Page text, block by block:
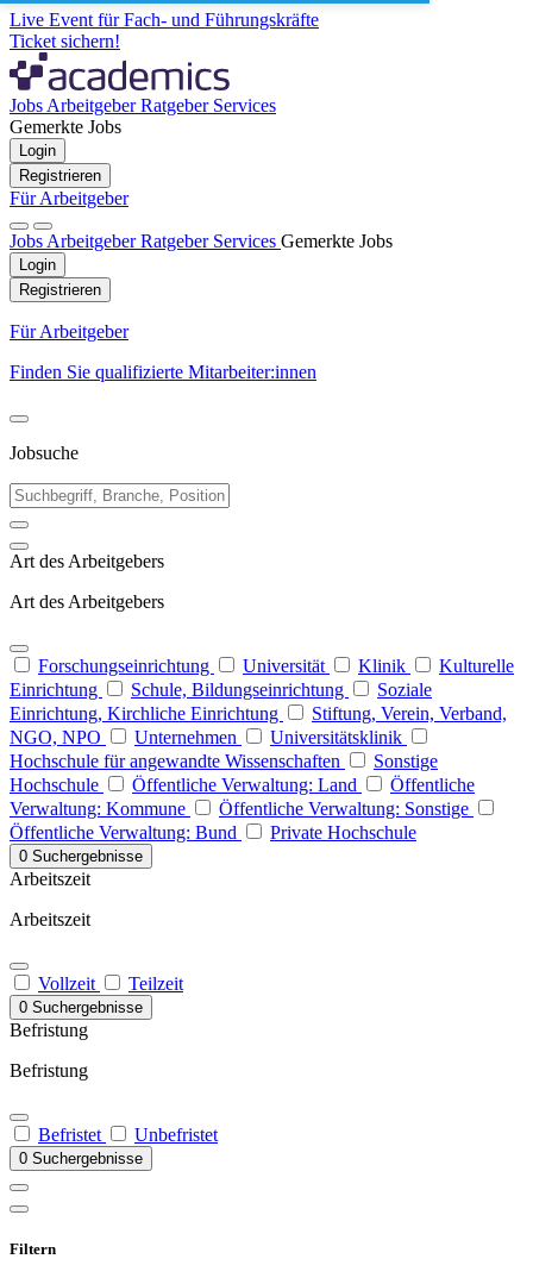
Live Event für Fach- und Führungskräfte
Ticket sichern!
Jobs ArbeitgeberRatgeber Services
Gemerkte Jobs
Login
Registrieren
Für Arbeitgeber
Jobs ArbeitgeberRatgeber Services Gemerkte Jobs
Login
Registrieren
Für Arbeitgeber
Finden Sie qualifizierte Mitarbeiter:innen
Jobsuche
Art des Arbeitgebers
Art des Arbeitgebers
Forschungseinrichtung Universität Klinik
Kulturelle
Einrichtung
Schule, Bildungseinrichtung
Soziale
Einrichtung, Kirchliche Einrichtung
Stiftung, Verein, Verband,
NGO, NPO
Unternehmen
Universitätsklinik
Hochschule für angewandte Wissenschaften
Sonstige
Hochschule
Öffentliche Verwaltung: Land
Öffentliche
Verwaltung: Kommune
Öffentliche Verwaltung: Sonstige
Öffentliche Verwaltung: Bund
Private Hochschule
0 Suchergebnisse
Arbeitszeit
Arbeitszeit
Vollzeit Teilzeit
0 Suchergebnisse
Befristung
Befristung
Befristet Unbefristet
0 Suchergebnisse
Filtern